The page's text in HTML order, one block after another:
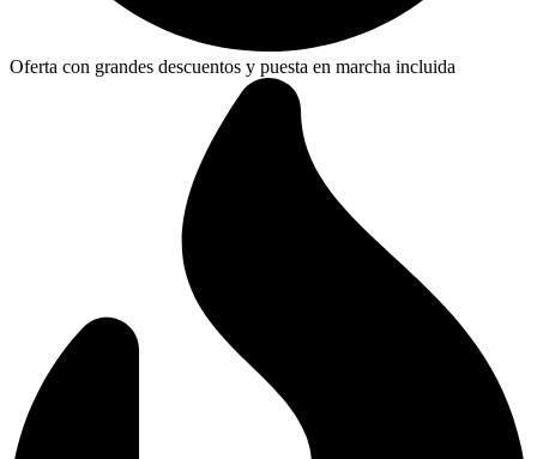
Oferta con grandes descuentos y puesta en marcha incluida